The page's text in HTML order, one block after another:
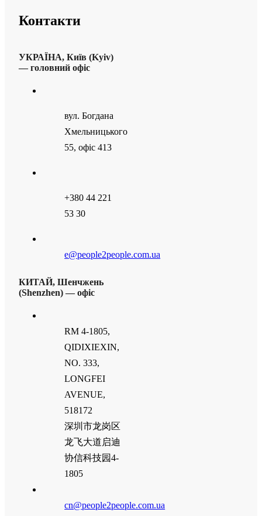
Контакти
УКРАЇНА, Київ (Kyiv)
— головний офіс
вул. Богдана
Хмельницького
55, офіс 413
+380 44 221
53 30
e@people2people.com.ua
КИТАЙ, Шенчжень
(Shenzhen) — офіс
RM 4-1805,
QIDIXIEXIN,
NO. 333,
LONGFEI
AVENUE,
518172
深圳市龙岗区
龙飞大道启迪
协信科技园4-
1805
cn@people2people.com.ua